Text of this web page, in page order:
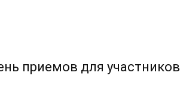
приемов для участников